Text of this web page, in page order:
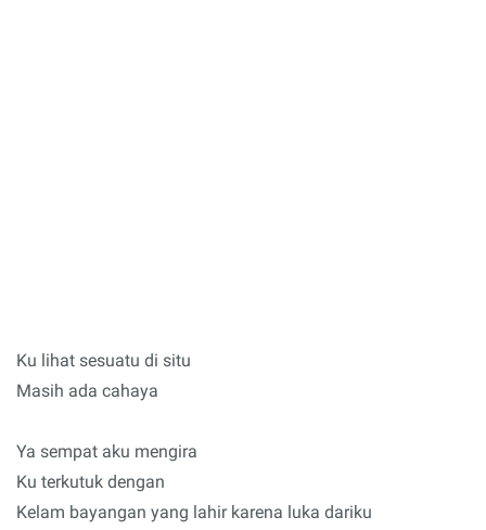
Ku lihat sesuatu di situ
Masih ada cahaya
Ya sempat aku mengira
Ku terkutuk dengan
Kelam bayangan yang lahir karena luka dariku